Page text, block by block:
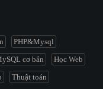
PHP&Mysql
cơ bản
Học Web
Thuật toán